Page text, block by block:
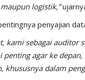
logistik,”
penyajian
kami sebagai
penting agar ke
khususnya dalam